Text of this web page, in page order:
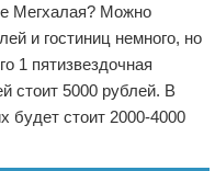
Мегхалая? Можно
и гостиниц немного, но
1 пятизвездочная
стоит 5000 рублей. В
будет стоит 2000-4000